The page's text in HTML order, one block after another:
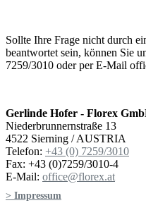
Sollte Ihre Frage nicht durch
beantwortet sein, können Sie
7259/3010 oder per E-Mail
Gerlinde Hofer - Florex
Niederbrunnernstraße 13
4522 Sierning / AUSTRIA
Telefon: +43 (0) 7259/3010
Fax: +43 (0)7259/3010-4
E-Mail: office@florex.at
> Impressum